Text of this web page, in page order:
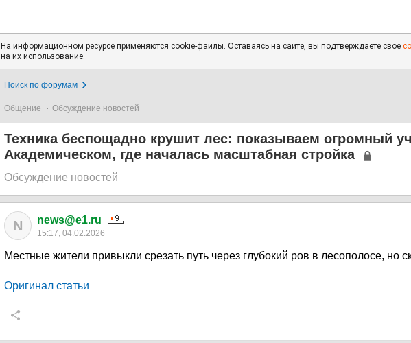
На информационном ресурсе применяются cookie-файлы. Оставаясь на сайте, вы подтверждаете свое
на их использование.
Поиск по форумам
Общение Обсуждение новостей
Техника беспощадно крушит лес: показываем огромный
Академическом, где началась масштабная стройка
Обсуждение новостей
N news@e1.ru
15:17, 04.02.2026
Местные жители привыкли срезать путь через глубокий ров в лесополосе, но
Оригинал статьи